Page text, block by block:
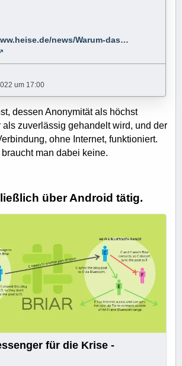
hin. Einige sind recht hilfreich.
mehr existent.
Meldungen" auch"Babber"
news/Warum-das…
um 17:00
dessen Anonymität als höchst
als zuverlässig gehandelt wird, und der
ohne Internet, funktioniert.
man dabei keine.
über Android tätig.
für die Krise -